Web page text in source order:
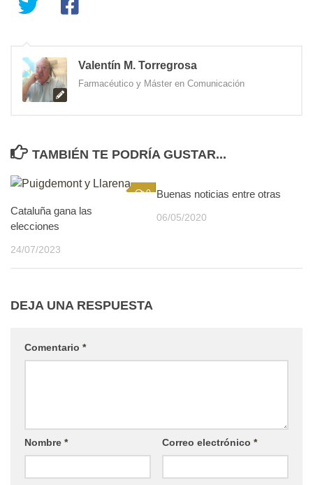
Valentín M. Torregrosa
Farmacéutico y Máster en Comunicación
TAMBIÉN TE PODRÍA GUSTAR...
0
Cataluña gana las
elecciones
24/07/2023
Buenas noticias entre otras
06/05/2020
DEJA UNA RESPUESTA
Comentario *
Nombre * Correo electrónico *